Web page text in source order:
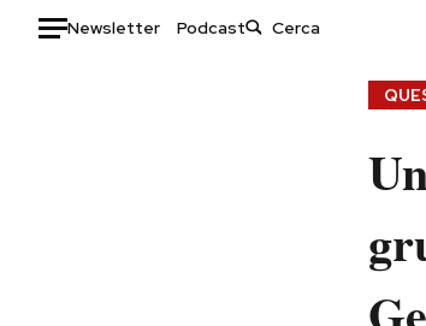
Newsletter Podcast
Consumismi
Storie/Idee